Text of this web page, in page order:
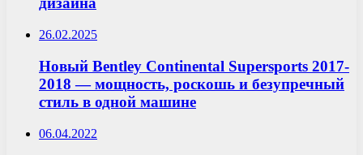
26.02.2025
Новый Bentley Continental Supersports 2017-
2018 — мощность, роскошь и безупречный
стиль в одной машине
06.04.2022